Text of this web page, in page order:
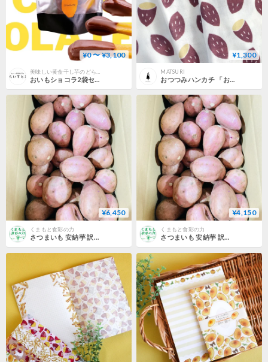
¥0 〜 ¥3,100
おいもショコラ2袋セット（1袋85ｇ×２）【送料無料】
¥1,300
MATSURI
おつつみハンカチ 「おさつつみ」
¥6,450
くまもと食彩の力
さつまいも 安納芋 訳あり約9.5kg 箱込み（内容量9kg＋補償分500g) 優品 訳あり 【002】 熊本県産 鹿児島県産 サツマイモ 焼き芋 芋 いも 通販 家庭用 あんのういも
¥4,150
くまもと食彩の力
さつまいも 安納芋 訳あり約4.5kg 箱込み（内容量4kg＋補償分500g) 優品 訳あり 【002】 熊本県産 鹿児島県産 サツマイモ 焼き芋 芋 いも 通販 家庭用 あんのういも